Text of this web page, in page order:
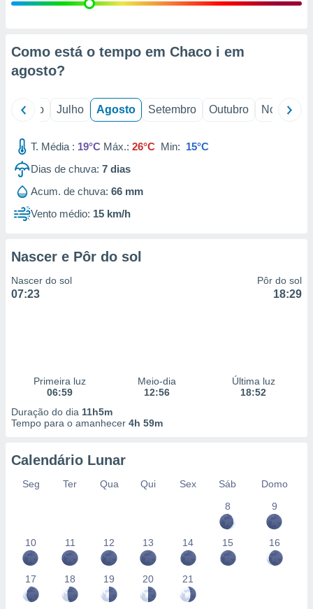
estudos
1199
Como está o tempo em Chaco i em
agosto?
Junho Julho Agosto Setembro Outubro Novembro
T. Média : 19°C Máx.: 26°C Min: 15°C
Dias de chuva: 7 dias
Acum. de chuva: 66 mm
Vento médio: 15 km/h
Nascer e Pôr do sol
Nascer do sol
07:23
Pôr do sol
18:29
Primeira luz
06:59
Meio-dia
12:56
Última luz
18:52
Duração do dia 11h5m
Tempo para o amanhecer 4h 59m
Calendário Lunar
Seg Ter Qua Qui Sex Sáb
Domo
8
9
10 11 12 13 14 15 16
17 18 19 20 21